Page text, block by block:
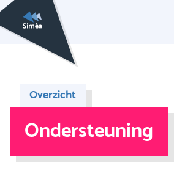
Overzicht
Ondersteuning